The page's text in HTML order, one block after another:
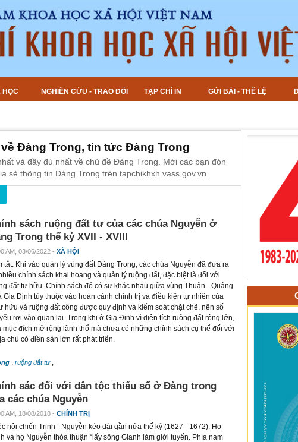
HỌC NGHIÊN CỨU - TRAO ĐỔI TẠP CHÍ IN GỬI BÀI - THỂ LỆ
Đàng Trong, tin tức Đàng Trong
và đầy đủ nhất về chủ đề Đàng Trong. Mời các bạn đón
sẻ thông tin Đàng Trong trên tapchikhxh.vass.gov.vn.
sách ruộng đất tư của các chúa Nguyễn ở
Trong thế kỷ XVII - XVIII
AM, 03/06/2022 - XÃ HỘI
tắt: Khi vào quản lý vùng đất Đàng Trong, các chúa Nguyễn đã đưa ra
chính sách khai hoang và quản lý ruộng đất, đặc biệt là đối với
đất tư hữu. Chính sách đó có sự khác nhau giữa vùng Thuận - Quảng
Gia Định tùy thuộc vào hoàn cảnh chính trị và điều kiện tự nhiên của
hữu và ruộng đất công được quy định và kiểm soát chặt chẽ, nên số
rơi vào quan lại. Trong khi ở Gia Định vì diện tích ruộng đất rộng lớn,
đích mở rộng lãnh thổ mà chưa có những chính sách cụ thể đối với
chủ có điền sản lớn rất phát triển.
, ruộng đất tư ,
sác đối với dân tộc thiểu số ở Đàng trong
các chúa Nguyễn
AM, 18/08/2018 - CHÍNH TRỊ
nội chiến Trịnh - Nguyễn kéo dài gần nửa thế kỷ (1627 - 1672). Họ
và họ Nguyễn thỏa thuận “lấy sông Gianh làm giới tuyến. Phía nam